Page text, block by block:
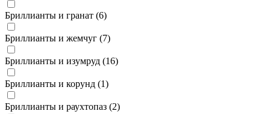
Бриллианты и гранат (6)
Бриллианты и жемчуг (7)
Бриллианты и изумруд (16)
Бриллианты и корунд (1)
Бриллианты и раухтопаз (2)